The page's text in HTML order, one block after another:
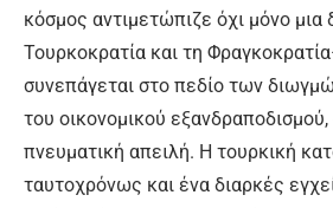
κόσμος αντιμετώπιζε όχι μόνο
Τουρκοκρατία και τη
συνεπάγεται στο πεδίο των
του οικονομικού εξανδραποδισμού,
πνευματική απειλή. Η τουρκική
ταυτοχρόνως και ένα διαρκές